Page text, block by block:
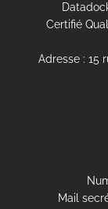
Certifié
Adresse : 15
Mail